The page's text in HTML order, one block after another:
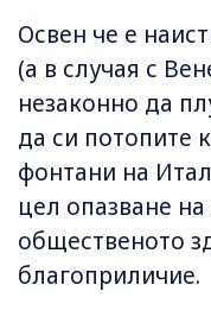
Освен че е
(а в случая с
незаконно да
да си потопите
фонтани на
цел опазване
общественото
благоприличие.